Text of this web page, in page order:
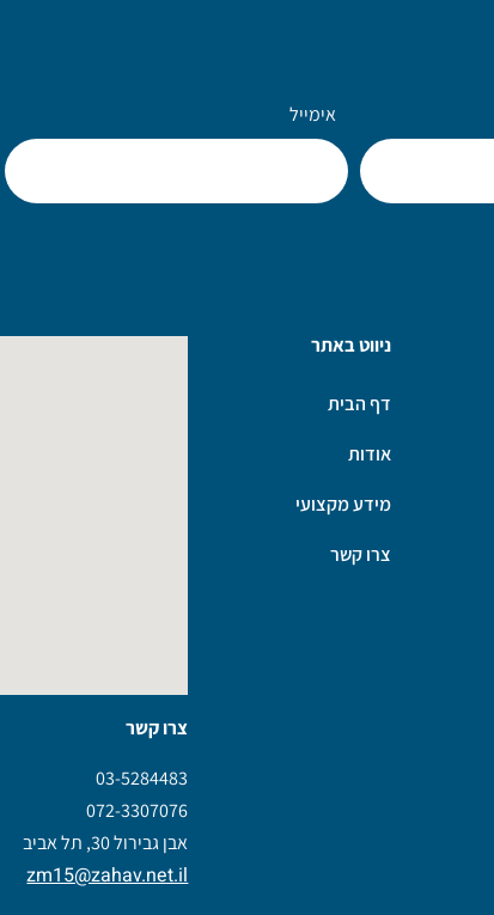
אימייל
ניווט באתר
דף הבית
אודות
מידע מקצועי
צרו קשר
צרו קשר
03-5284483
072-3307076
אבן גבירול 30, תל אביב
zm15@zahav.net.il